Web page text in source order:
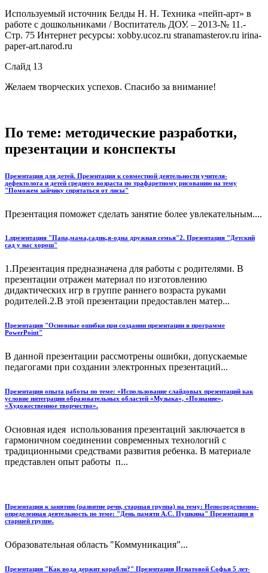
Используемый источник Белды Н. Н. Техника «пейп-арт» в
работе с дошкольниками / Воспитатель ДОУ. – 2013-№ 11.-
Стр. 75 Интернет ресурсы: xobby.ucoz.ru stranamasterov.ru irina-
paper-art.narod.ru
Слайд 13
Желаем творческих успехов. Спасибо за внимание!
По теме: методические разработки,
презентации и конспекты
Презентация для детей. Презентация к совместной деятельности учителя-
дефектолога и детей среднего возраста по трафаретному рисованию на тему
"Поможем зайчику спрятаться от лисы"
Презентация поможет сделать занятие более увлекательным....
1.презентация "Папа,мама,садик,я-одна дружная семья"2. Презентация "Детский
сад у нас хорош"
1.Презентация предназначена для работы с родителями. В
презентации отражен материал по изготовлению
дидактических игр в группе раннего возраста руками
родителей.2.В этой презентации предоставлен матер...
Презентация "Основные ошибки при создании презентации в программе
PowerPoint"
В данной презентации рассмотрены ошибки, допускаемые
педагогами при создании электронных презентаций...
Презентация опыта работы по теме: «Использование слайдовых презентаций как
условие интеграции образовательных областей «Музыка», «Познание»,
«Художественное творчество».
Основная идея использования презентаций заключается в
гармоничном соединении современных технологий с
традиционными средствами развития ребенка. В материале
представлен опыт работы п...
Презентация к занятию (развитие речи, старшая группа) на тему: Непосредственно-
определенная деятельность по теме: "День памяти А.С. Пушкина" Презентация в
старшей группе.
Образовательная область "Коммуникация"...
Презентация "Как вода держит корабли?" Презентация Игнатовой Софья 5 лет-